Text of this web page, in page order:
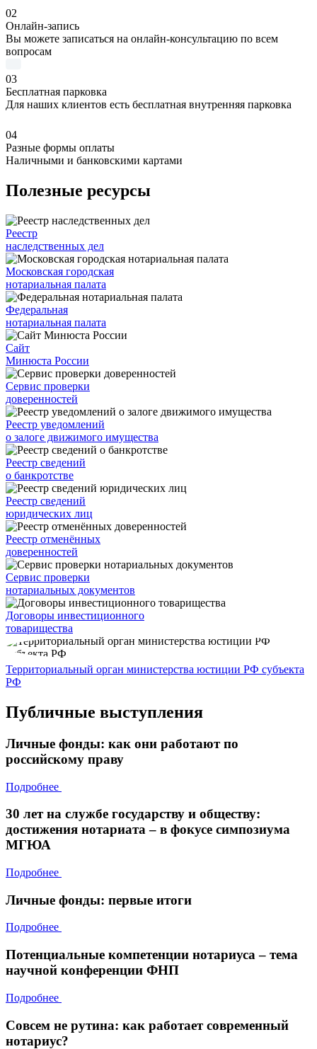
02
Онлайн-запись
Вы можете записаться на онлайн-консультацию по всем
вопросам
03
Бесплатная парковка
Для наших клиентов есть бесплатная внутренняя парковка
04
Разные формы оплаты
Наличными и банковскими картами
Полезные ресурсы
Реестр
наследственных дел
Московская городская
нотариальная палата
Федеральная
нотариальная палата
Сайт
Минюста России
Сервис проверки
доверенностей
Реестр уведомлений
о залоге движимого имущества
Реестр сведений
о банкротстве
Реестр сведений
юридических лиц
Реестр отменённых
доверенностей
Сервис проверки
нотариальных документов
Договоры инвестиционного
товарищества
Территориальный орган министерства юстиции РФ субъекта
РФ
Публичные выступления
Личные фонды: как они работают по
российскому праву
Подробнее
30 лет на службе государству и обществу:
достижения нотариата – в фокусе симпозиума
МГЮА
Подробнее
Личные фонды: первые итоги
Подробнее
Потенциальные компетенции нотариуса – тема
научной конференции ФНП
Подробнее
Совсем не рутина: как работает современный
нотариус?